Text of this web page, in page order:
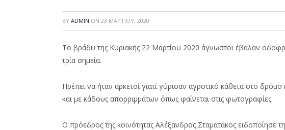
BY ADMIN ON 23 ΜΑΡΤΊΟΥ, 2020
Το βράδυ της Κυριακής 22 Μαρτίου 2020 άγνωστοι έβαλαν
τρία σημεία.
Πρέπει να ήταν αρκετοί γιατί γύρισαν αγροτικό κάθετα στο
και με κάδους απορριμμάτων όπως φαίνεται στις φωτογραφίες.
Ο πρόεδρος της κοινότητας Αλέξανδρος Σταματάκος ειδοποίησε